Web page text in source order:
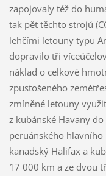
zapojovaly též do
tak pět těchto strojů
lehčími letouny typu
dopravilo tři
náklad o celkové
zpustošeného
zmíněné letouny
z kubánské Havany do
peruánského
kanadský Halifax a
17 000 km a ze dvou